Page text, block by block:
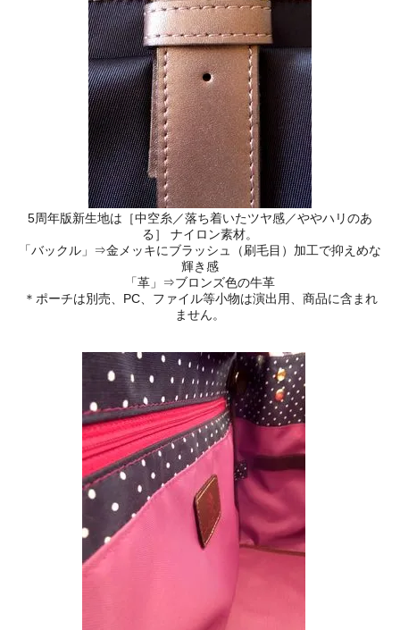
5周年版新生地は［中空糸／落ち着いたツヤ感／ややハリのあ
る］ ナイロン素材。
「バックル」⇒金メッキにブラッシュ（刷毛目）加工で抑えめな
輝き感
「革」⇒ブロンズ色の牛革
＊ポーチは別売、PC、ファイル等小物は演出用、商品に含まれ
ません。